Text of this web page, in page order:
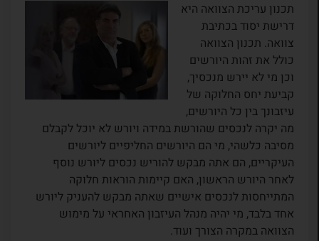
תכנון עריכת הצוואה היא
דרישת יסוד בכתיבת
צוואה. תכנון הצוואה
כולל את זהות היורשים
וכן מי לא יירש מנכסיך,
קביעת יחס החלוקה של
עיזבונך בין כל היורשים,
מה יקרה לנכסים שהורשת במידה ויורש לא יוכל לקבלם
מסיבה כלשהי, מי הם היורשים החליפיים ליורשים
העיקריים, הם אתה מבקש להוריש נכסים ליורש נוסף
לאחר היורש הראשון, האם קיימות הוראות חלוקה
המתייחסות לנכסים אישיים שאתה מבקש להעניק ליורש
אחד בלבד, מי יהיה מנהל העיזבון האחראי על מימוש
הצוואה במקרה הצורך ועוד.